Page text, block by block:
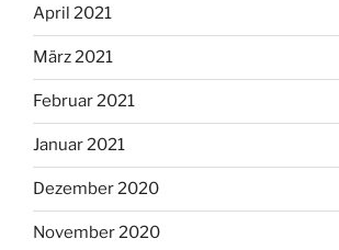
April 2021
März 2021
Februar 2021
Januar 2021
Dezember 2020
November 2020